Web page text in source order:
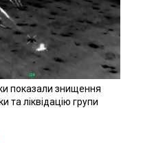
показали знищення
та ліквідацію групи